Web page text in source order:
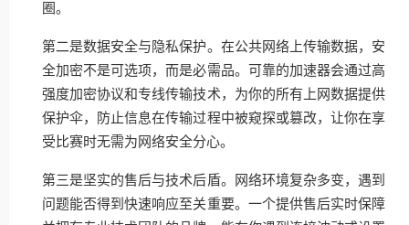
圈。
第二是数据安全与隐私保护。在公共网络上传输数据，安
全加密不是可选项，而是必需品。可靠的加速器会通过高
强度加密协议和专线传输技术，为你的所有上网数据提供
保护伞，防止信息在传输过程中被窥探或篡改，让你在享
受比赛时无需为网络安全分心。
第三是坚实的售后与技术后盾。网络环境复杂多变，遇到
问题能否得到快速响应至关重要。一个提供售后实时保障